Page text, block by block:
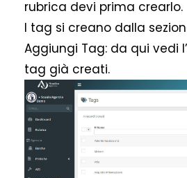
rubrica devi prima crearlo.
I tag si creano dalla
Aggiungi Tag: da qui vedi
tag già creati.